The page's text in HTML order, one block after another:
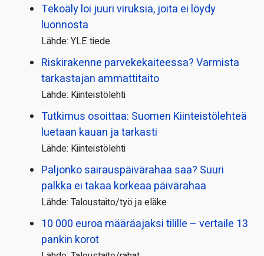
Tekoäly loi juuri viruksia, joita ei löydy
luonnosta
Lähde: YLE tiede
Riskirakenne parvekekaiteessa? Varmista
tarkastajan ammattitaito
Lähde: Kiinteistölehti
Tutkimus osoittaa: Suomen Kiinteistölehteä
luetaan kauan ja tarkasti
Lähde: Kiinteistölehti
Paljonko sairauspäivä­rahaa saa? Suuri
palkka ei takaa korkeaa päivärahaa
Lähde: Taloustaito/työ ja eläke
10 000 euroa määräajaksi tilille – vertaile 13
pankin korot